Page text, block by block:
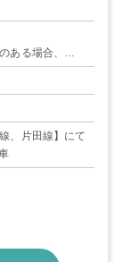
ある場合、時間
、片田線】にて